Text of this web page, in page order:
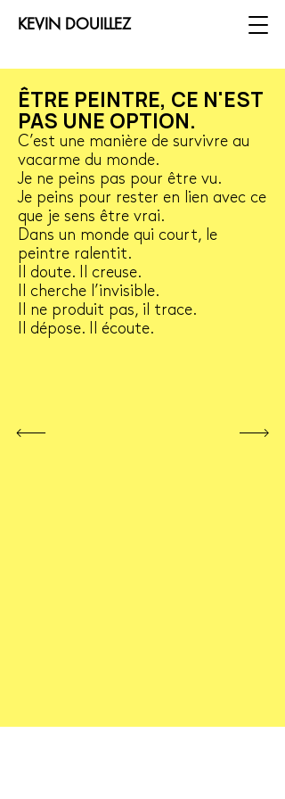
KEVIN DOUILLEZ
ÊTRE PEINTRE, CE N'EST
PAS UNE OPTION.
C’est une manière de survivre au
vacarme du monde.
Je ne peins pas pour être vu.
Je peins pour rester en lien avec ce
que je sens être vrai.
Dans un monde qui court, le
peintre ralentit.
Il doute. Il creuse.
Il cherche l’invisible.
Il ne produit pas, il trace.
Il dépose. Il écoute.